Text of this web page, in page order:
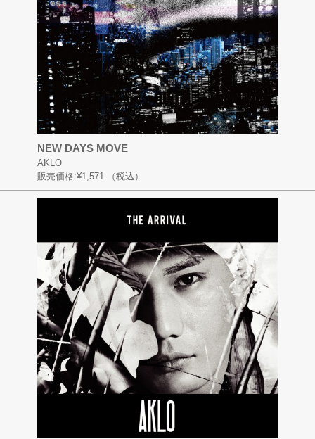
NEW DAYS MOVE
AKLO
販売価格:¥1,571 （税込）